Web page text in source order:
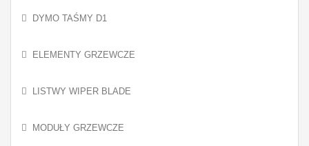
DYMO TAŚMY D1
ELEMENTY GRZEWCZE
LISTWY WIPER BLADE
MODUŁY GRZEWCZE